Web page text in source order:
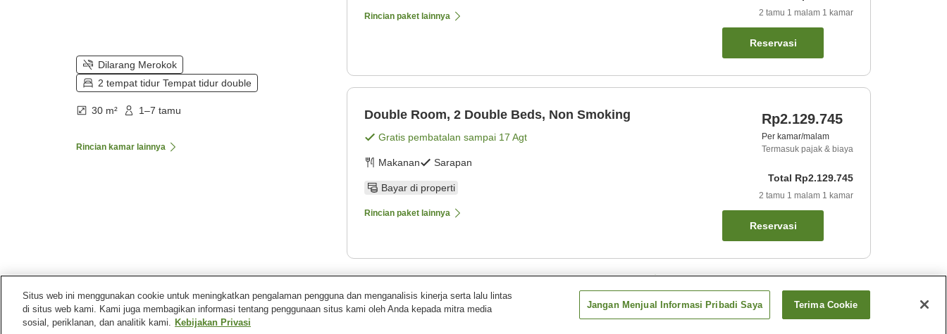
Dilarang Merokok
2 tempat tidur Tempat tidur double
30 m² 1–7 tamu
Rincian kamar lainnya
Rincian paket lainnya 2 tamu 1 malam 1 kamar
Reservasi
Double Room, 2 Double Beds, Non Smoking
Gratis pembatalan sampai 17 Agt
Makanan Sarapan
Bayar di properti
Rincian paket lainnya
Rp2.129.745
Per kamar/malam
Termasuk pajak & biaya
Total Rp2.129.745
2 tamu 1 malam 1 kamar
Reservasi
Tampilkan1paket
Beranda Amerika Serikat Illinois Cook County Quality Inn O'Hare Airport
Situs web ini menggunakan cookie untuk meningkatkan pengalaman pengguna dan menganalisis kinerja serta lalu lintas
di situs web kami. Kami juga membagikan informasi tentang penggunaan situs kami oleh Anda kepada mitra media
sosial, periklanan, dan analitik kami. Kebijakan Privasi
Jangan Menjual Informasi Pribadi Saya Terima Cookie